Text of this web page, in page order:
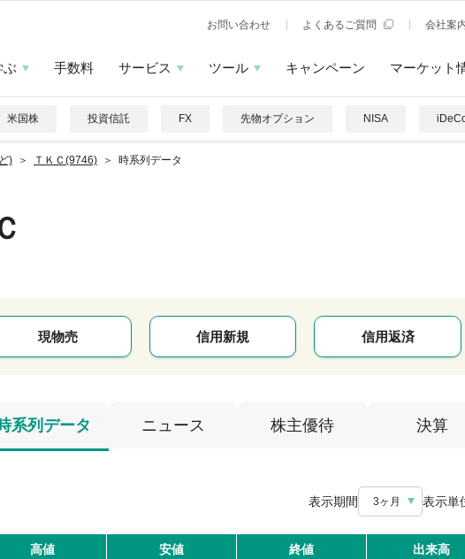
お問い合わせ よくあるご質問 会社案
ぶ 手数料 サービス ツール キャンペーン マーケット
米国株 投資信託 FX 先物オプション NISA
) ＴＫＣ(9746) 時系列データ
現物売 信用新規 信用返済
系列データ ニュース 株主優待 決算
表示期間 3ヶ月 表示単
高値 安値 終値 出来高